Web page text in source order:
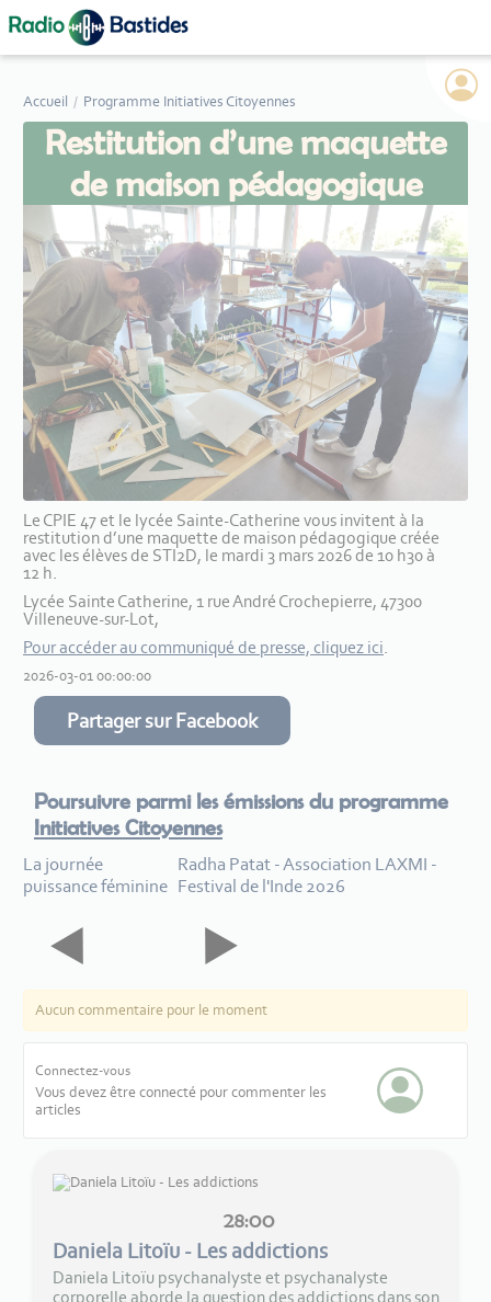
Accueil Programme Initiatives Citoyennes
Restitution d’une maquette
de maison pédagogique
Le CPIE 47 et le lycée Sainte-Catherine vous invitent à la
restitution d’une maquette de maison pédagogique créée
avec les élèves de STI2D, le mardi 3 mars 2026 de 10 h30 à
12 h.
Lycée Sainte Catherine, 1 rue André Crochepierre, 47300
Villeneuve-sur-Lot,
Pour accéder au communiqué de presse, cliquez ici.
2026-03-01 00:00:00
Partager sur Facebook
Poursuivre parmi les émissions du programme
Initiatives Citoyennes
La journée
puissance féminine
Radha Patat - Association LAXMI -
Festival de l'Inde 2026
Aucun commentaire pour le moment
Connectez-vous
Vous devez être connecté pour commenter les
articles
28:00
Daniela Litoïu - Les addictions
Daniela Litoïu psychanalyste et psychanalyste
corporelle aborde la question des addictions dans son
Panneau de gestion des cookies